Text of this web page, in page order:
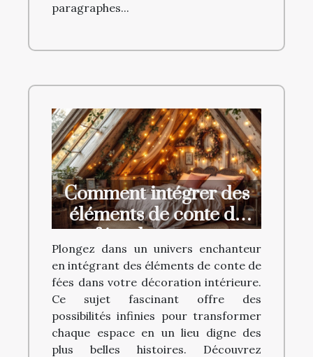
paragraphes...
Comment intégrer des
éléments de conte de
fées dans votre
décoration intérieure ?
Plongez dans un univers enchanteur
en intégrant des éléments de conte de
fées dans votre décoration intérieure.
Ce sujet fascinant offre des
possibilités infinies pour transformer
chaque espace en un lieu digne des
plus belles histoires. Découvrez